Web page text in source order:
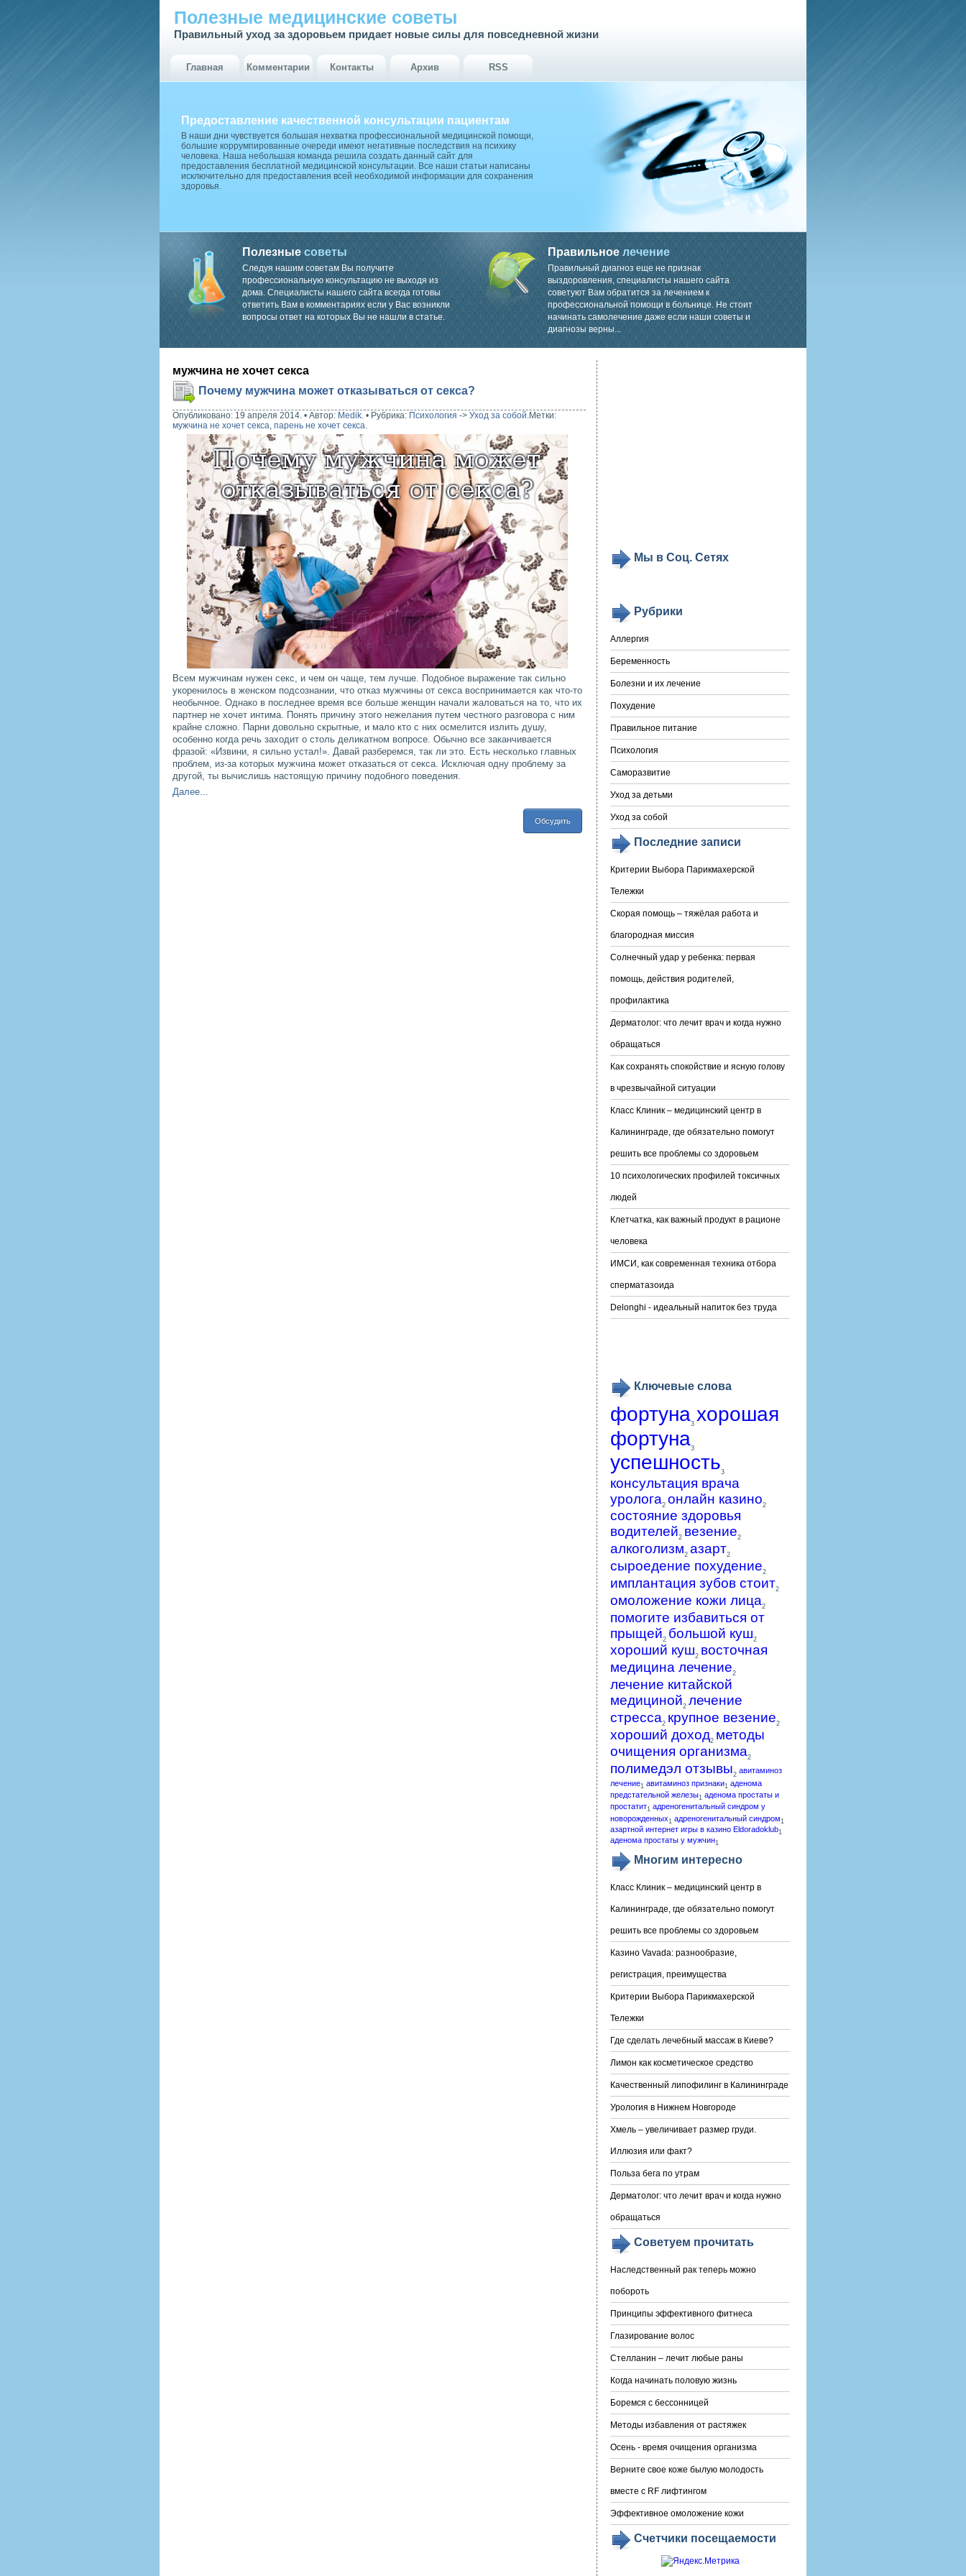
Полезные медицинские советы
Правильный уход за здоровьем придает новые силы для повседневной жизни
Главная Комментарии Контакты Архив RSS
Предоставление качественной консультации пациентам
В наши дни чувствуется большая нехватка профессиональной медицинской помощи,
большие коррумпированные очереди имеют негативные последствия на психику
человека. Наша небольшая команда решила создать данный сайт для
предоставления бесплатной медицинской консультации. Все наши статьи написаны
исключительно для предоставления всей необходимой информации для сохранения
здоровья.
Полезныесоветы
Следуя нашим советам Вы получите
профессиональную консультацию не выходя из
дома. Специалисты нашего сайта всегда готовы
ответить Вам в комментариях если у Вас возникли
вопросы ответ на которых Вы не нашли в статье.
Правильное лечение
Правильный диагноз еще не признак
выздоровления, специалисты нашего сайта
советуют Вам обратится за лечением к
профессиональной помощи в больнице. Не стоит
начинать самолечение даже если наши советы и
диагнозы верны...
мужчина не хочет секса
Почему мужчина может отказываться от секса?
Опубликовано: 19 апреля 2014. • Автор: Medik. • Рубрика: Психология -> Уход за собой.Метки:
мужчина не хочет секса, парень не хочет секса.
Всем мужчинам нужен секс, и чем он чаще, тем лучше. Подобное выражение так сильно
укоренилось в женском подсознании, что отказ мужчины от секса воспринимается как что-то
необычное. Однако в последнее время все больше женщин начали жаловаться на то, что их
партнер не хочет интима. Понять причину этого нежелания путем честного разговора с ним
крайне сложно. Парни довольно скрытные, и мало кто с них осмелится излить душу,
особенно когда речь заходит о столь деликатном вопросе. Обычно все заканчивается
фразой: «Извини, я сильно устал!». Давай разберемся, так ли это. Есть несколько главных
проблем, из-за которых мужчина может отказаться от секса. Исключая одну проблему за
другой, ты вычислишь настоящую причину подобного поведения.
Далее...
Обсудить
Мы в Соц. Сетях
Рубрики
Аллергия
Беременность
Болезни и их лечение
Похудение
Правильное питание
Психология
Саморазвитие
Уход за детьми
Уход за собой
Последние записи
Критерии Выбора Парикмахерской
Тележки
Скорая помощь – тяжёлая работа и
благородная миссия
Солнечный удар у ребенка: первая
помощь, действия родителей,
профилактика
Дерматолог: что лечит врач и когда нужно
обращаться
Как сохранять спокойствие и ясную голову
в чрезвычайной ситуации
Класс Клиник – медицинский центр в
Калининграде, где обязательно помогут
решить все проблемы со здоровьем
10 психологических профилей токсичных
людей
Клетчатка, как важный продукт в рационе
человека
ИМСИ, как современная техника отбора
сперматазоида
Delonghi - идеальный напиток без труда
Ключевые слова
фортуна3 хорошая
фортуна3
успешность3
консультация врача
уролога2 онлайн казино2
состояние здоровья
водителей2 везение2
алкоголизм2 азарт2
сыроедение похудение2
имплантация зубов стоит2
омоложение кожи лица2
помогите избавиться от
прыщей2 большой куш2
хороший куш2 восточная
медицина лечение2
лечение китайской
медициной2 лечение
стресса2 крупное везение2
хороший доход2 методы
очищения организма2
полимедэл отзывы2 авитаминоз
лечение1 авитаминоз признаки1 аденома
предстательной железы1 аденома простаты и
простатит1 адреногенитальный синдром у
новорожденных 1 адреногенитальный синдром 1
азартной интернет игры в казино Eldoradoklub1
аденома простаты у мужчин1
Многим интересно
Класс Клиник – медицинский центр в
Калининграде, где обязательно помогут
решить все проблемы со здоровьем
Казино Vavada: разнообразие,
регистрация, преимущества
Критерии Выбора Парикмахерской
Тележки
Где сделать лечебный массаж в Киеве?
Лимон как косметическое средство
Качественный липофилинг в Калининграде
Урология в Нижнем Новгороде
Хмель – увеличивает размер груди.
Иллюзия или факт?
Польза бега по утрам
Дерматолог: что лечит врач и когда нужно
обращаться
Советуем прочитать
Наследственный рак теперь можно
побороть
Принципы эффективного фитнеса
Глазирование волос
Стелланин – лечит любые раны
Когда начинать половую жизнь
Боремся с бессонницей
Методы избавления от растяжек
Осень - время очищения организма
Верните свое коже былую молодость
вместе с RF лифтингом
Эффективное омоложение кожи
Счетчики посещаемости